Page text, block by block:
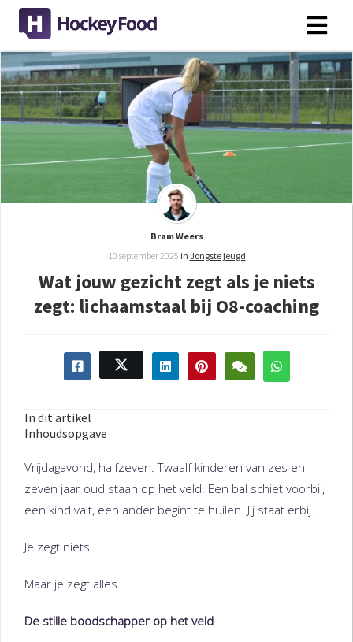
Bram Weers
10 september 2025 in Jongste jeugd
Wat jouw gezicht zegt als je niets
zegt: lichaamstaal bij O8-coaching
In dit artikel
Inhoudsopgave
Vrijdagavond, halfzeven. Twaalf kinderen van zes en
zeven jaar oud staan op het veld. Een bal schiet voorbij,
een kind valt, een ander begint te huilen. Jij staat erbij.
Je zegt niets.
Maar je zegt alles.
De stille boodschapper op het veld